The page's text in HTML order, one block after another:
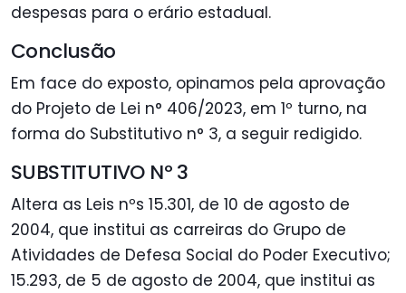
despesas para o erário estadual.
Conclusão
Em face do exposto, opinamos pela aprovação
do Projeto de Lei n° 406/2023, em 1º turno, na
forma do Substitutivo n° 3, a seguir redigido.
SUBSTITUTIVO Nº 3
Altera as Leis nºs 15.301, de 10 de agosto de
2004, que institui as carreiras do Grupo de
Atividades de Defesa Social do Poder Executivo;
15.293, de 5 de agosto de 2004, que institui as